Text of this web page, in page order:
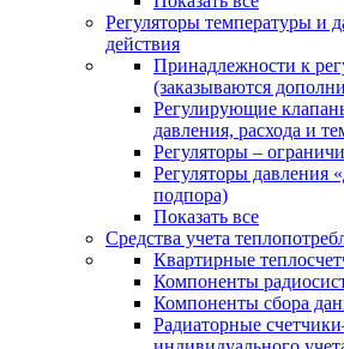
Регуляторы температуры и
действия
Принадлежности к
(заказываются
Регулирующие
давления, расхода и
Регуляторы –
Регуляторы давления
подпора)
Показать все
Средства учета
Квартирные
Компоненты
Компоненты сбора
Радиаторные